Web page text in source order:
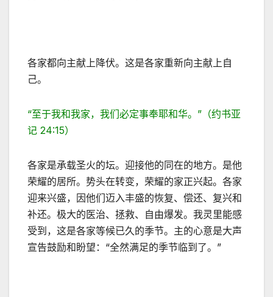
各家都向主献上降伏。这是各家重新向主献上自
己。
“至于我和我家，我们必定事奉耶和华。”（约书亚
记 24:15）
各家是承载圣火的坛。迎接他的同在的地方。是他
荣耀的居所。势头在转变，荣耀的家正兴起。各家
迎来兴盛，因他们迈入丰盛的恢复、偿还、复兴和
补还。极大的医治、拯救、自由爆发。我灵里能感
受到，这是各家等候已久的季节。主的心意是大声
宣告鼓励和盼望：“全然满足的季节临到了。”